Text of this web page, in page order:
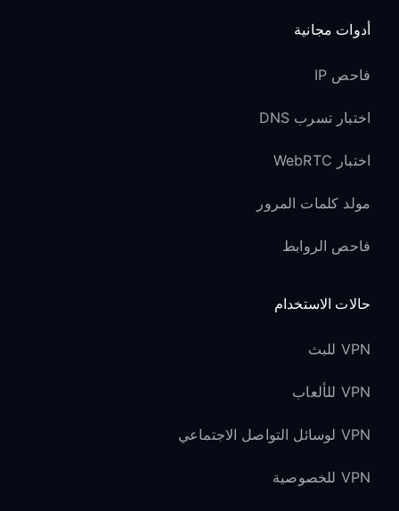
أدوات مجانية
فاحص IP
اختبار تسرب DNS
اختبار WebRTC
مولد كلمات المرور
فاحص الروابط
حالات الاستخدام
VPN للبث
VPN للألعاب
VPN لوسائل التواصل الاجتماعي
VPN للخصوصية